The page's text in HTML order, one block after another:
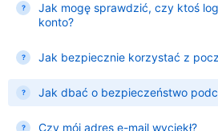
Jak mogę sprawdzić, czy ktoś
konto?
Jak bezpiecznie korzystać z
Jak dbać o bezpieczeństwo
Czy mój adres e-mail wyciekł?